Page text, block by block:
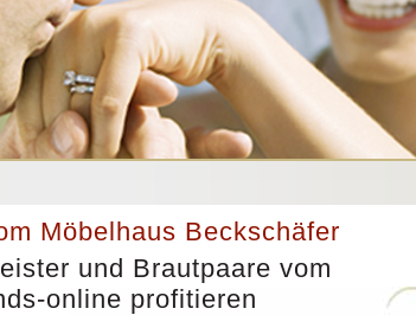
Möbelhaus Beckschäfer
und Brautpaare vom
online profitieren